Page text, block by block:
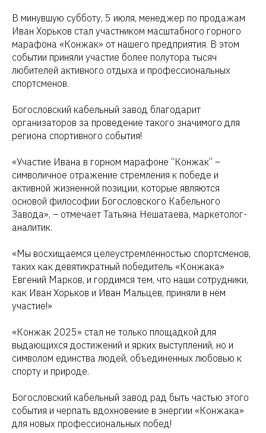
В минувшую субботу, 5 июля, менеджер по продажам
Иван Хорьков стал участником масштабного горного
марафона «Конжак» от нашего предприятия. В этом
событии приняли участие более полутора тысяч
любителей активного отдыха и профессиональных
спортсменов.
Богословский кабельный завод благодарит
организаторов за проведение такого значимого для
региона спортивного события!
«Участие Ивана в горном марафоне “Конжак” –
символичное отражение стремления к победе и
активной жизненной позиции, которые являются
основой философии Богословского Кабельного
Завода», – отмечает Татьяна Нешатаева, маркетолог-
аналитик.
«Мы восхищаемся целеустремленностью спортсменов,
таких как девятикратный победитель «Конжака»
Евгений Марков, и гордимся тем, что наши сотрудники,
как Иван Хорьков и Иван Мальцев, приняли в нём
участие!»
«Конжак 2025» стал не только площадкой для
выдающихся достижений и ярких выступлений, но и
символом единства людей, объединенных любовью к
спорту и природе.
Богословский кабельный завод рад быть частью этого
события и черпать вдохновение в энергии «Конжака»
для новых профессиональных побед!